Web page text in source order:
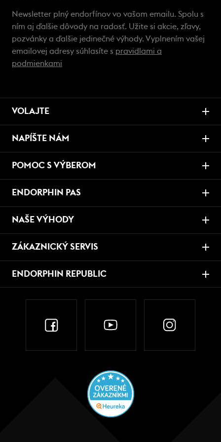
Newsletter plný endorfínov vo vašom emailu. Spolu s
ním aj ďalšie dôvody na radosť. Užite si akcie, zľavy,
pozvánky a ďalšie jedinečné výhody. Vyplnením vašej
emailovej adresy súhlasíte s pravidlami a
podmienkami
VOLAJTE
NAPÍŠTE NÁM
POMOC S VÝBEROM
ENDORPHIN PAS
NAŠE VÝHODY
ZÁKAZNICKÝ SERVIS
ENDORPHIN REPUBLIC